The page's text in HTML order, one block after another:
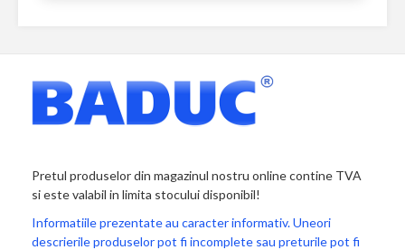
Pretul produselor din magazinul nostru online contine TVA
si este valabil in limita stocului disponibil!
Informatiile prezentate au caracter informativ. Uneori
descrierile produselor pot fi incomplete sau preturile pot fi